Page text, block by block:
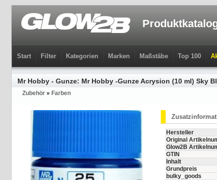
Start Filter Kategorien Marken Maßstäbe Top 100
Mr Hobby - Gunze: Mr Hobby -Gunze Acrysion (10 ml) Sky
Zubehör » Farben
Hersteller
Original
Glow2B
GTIN
Inhalt
Grundpreis
bulky_goods